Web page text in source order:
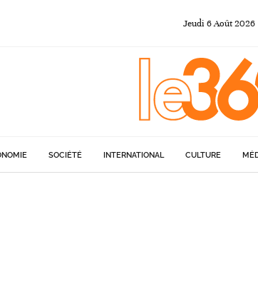
Jeudi 6Août 2026
SOCIÉTÉ INTERNATIONAL CULTURE